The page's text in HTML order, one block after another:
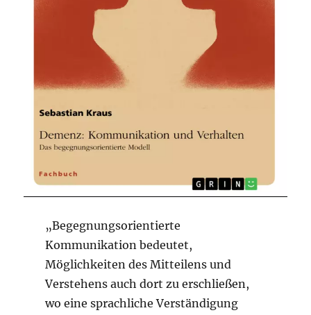
„Begegnungsorientierte
Kommunikation bedeutet,
Möglichkeiten des Mitteilens und
Verstehens auch dort zu erschließen,
wo eine sprachliche Verständigung